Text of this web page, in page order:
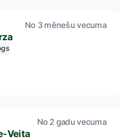
No 3 mēnešu vecuma
No 2 gadu vecuma
Veita